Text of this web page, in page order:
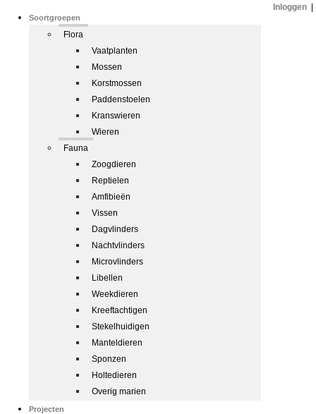
Soortgroepen
Flora
Vaatplanten
Mossen
Korstmossen
Paddenstoelen
Kranswieren
Wieren
Fauna
Zoogdieren
Reptielen
Amfibieën
Vissen
Dagvlinders
Nachtvlinders
Microvlinders
Libellen
Weekdieren
Kreeftachtigen
Stekelhuidigen
Manteldieren
Sponzen
Holtedieren
Overig marien
Projecten
Inloggen